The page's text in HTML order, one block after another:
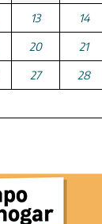
13 14
20 21
27 28